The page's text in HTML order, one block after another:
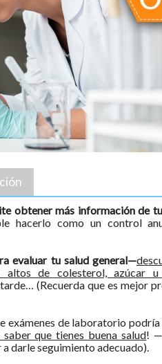
obtener más información de
hacerlo como un control
evaluar tu salud general—
altos de colesterol, azúcar
(Recuerda que es mejor
exámenes de laboratorio podría
que tienes buena salud!
darle seguimiento adecuado).